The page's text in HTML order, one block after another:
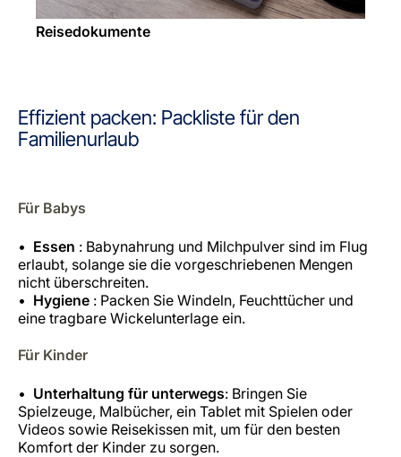
Reisedokumente
Effizient packen: Packliste für den
Familienurlaub
Für Babys
Essen : Babynahrung und Milchpulver sind im Flug
erlaubt, solange sie die vorgeschriebenen Mengen
nicht überschreiten.
Hygiene : Packen Sie Windeln, Feuchttücher und
eine tragbare Wickelunterlage ein.
Für Kinder
Unterhaltung für unterwegs: Bringen Sie
Spielzeuge, Malbücher, ein Tablet mit Spielen oder
Videos sowie Reisekissen mit, um für den besten
Komfort der Kinder zu sorgen.